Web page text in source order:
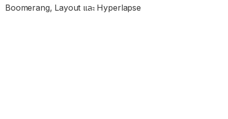
Boomerang, Layout และ Hyperlapse